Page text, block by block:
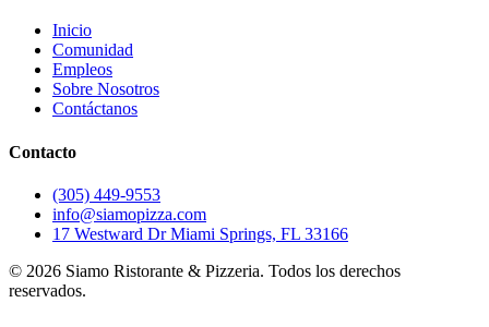
Inicio
Comunidad
Empleos
Sobre Nosotros
Contáctanos
Contacto
(305) 449-9553
info@siamopizza.com
17 Westward Dr Miami Springs, FL 33166
© 2026 Siamo Ristorante & Pizzeria. Todos los derechos
reservados.